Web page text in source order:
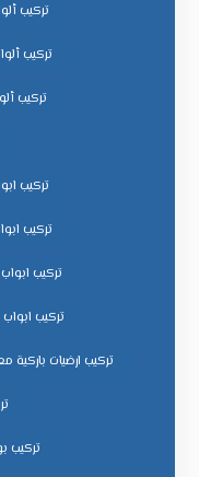
تركيب
تركيب
تركيب
تركيب
تركيب
تركيب
تركيب
تركيب ارضيات
تركيب